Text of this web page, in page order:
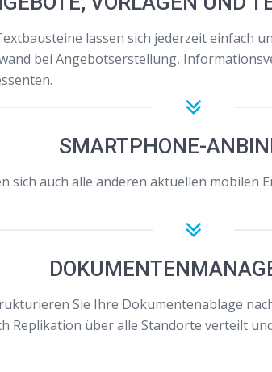
lassen sich jederzeit einfach
bei Angebotserstellung,
SMARTPHONE-
sich auch alle anderen aktuellen mobilen
Sie Ihre Dokumentenablage
Replikation über alle Standorte verteilt